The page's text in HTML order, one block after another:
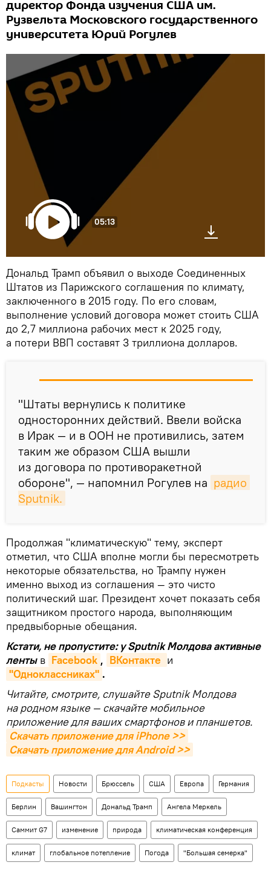
директор Фонда изучения США им.
Рузвельта Московского государственного
университета Юрий Рогулев
05:13
Дональд Трамп объявил о выходе Соединенных
Штатов из Парижского соглашения по климату,
заключенного в 2015 году. По его словам,
выполнение условий договора может стоить США
до 2,7 миллиона рабочих мест к 2025 году,
а потери ВВП составят 3 триллиона долларов.
"Штаты вернулись к политике
односторонних действий. Ввели войска
в Ирак — и в ООН не противились, затем
таким же образом США вышли
из договора по противоракетной
обороне", — напомнил Рогулев на радио
Sputnik.
Продолжая "климатическую" тему, эксперт
отметил, что США вполне могли бы пересмотреть
некоторые обязательства, но Трампу нужен
именно выход из соглашения — это чисто
политический шаг. Президент хочет показать себя
защитником простого народа, выполняющим
предвыборные обещания.
Кстати, не пропустите: у Sputnik Молдова активные
ленты в Facebook , ВКонтакте и
"Одноклассниках" .
Читайте, смотрите, слушайте Sputnik Молдова
на родном языке — скачайте мобильное
приложение для ваших смартфонов и планшетов.
Скачать приложение для iPhone >>
Скачать приложение для Android >>
Подкасты Новости Брюссель США Европа Германия
Берлин Вашингтон Дональд Трамп Ангела Меркель
Саммит G7 изменение природа климатическая конференция
климат глобальное потепление Погода "Большая семерка"